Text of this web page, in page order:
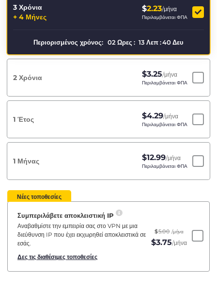
3 Χρόνια
+ 4 Μήνες
$2.23/μήνα
Περιλαμβάνεται ΦΠΑ
Περιορισμένος χρόνος: 02 Ωρες : 13 Λεπ:40Δευ
2 Χρόνια $3.25/μήνα
Περιλαμβάνεται ΦΠΑ
1 Έτος $4.29/μήνα
Περιλαμβάνεται ΦΠΑ
1 Μήνας $12.99/μήνα
Περιλαμβάνεται ΦΠΑ
Νέες τοποθεσίες
Συμπεριλάβετε αποκλειστική IP
Αναβαθμίστε την εμπειρία σας στο VPN με μια
διεύθυνση IP που έχει εκχωρηθεί αποκλειστικά σε
εσάς.
Δες τις διαθέσιμες τοποθεσίες
$5.00 /μήνα
$3.75/μήνα